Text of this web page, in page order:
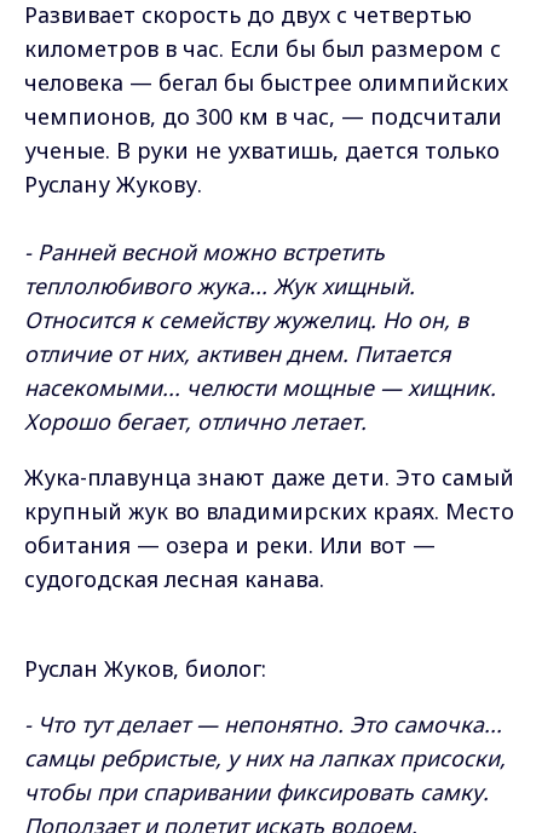
Развивает скорость до двух с четвертью
километров в час. Если бы был размером с
человека — бегал бы быстрее олимпийских
чемпионов, до 300 км в час, — подсчитали
ученые. В руки не ухватишь, дается только
Руслану Жукову.
- Ранней весной можно встретить
теплолюбивого жука... Жук хищный.
Относится к семейству жужелиц. Но он, в
отличие от них, активен днем. Питается
насекомыми... челюсти мощные — хищник.
Хорошо бегает, отлично летает.
Жука-плавунца знают даже дети. Это самый
крупный жук во владимирских краях. Место
обитания — озера и реки. Или вот —
судогодская лесная канава.
Руслан Жуков, биолог:
- Что тут делает — непонятно. Это самочка...
самцы ребристые, у них на лапках присоски,
чтобы при спаривании фиксировать самку.
Поползает и полетит искать водоем.